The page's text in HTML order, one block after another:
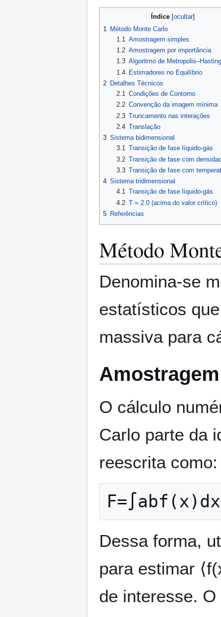
Índice
1
Método Monte Carlo
1.1 Amostragem simples
1.2 Amostragem por importância
1.3 Algoritmo de
1.4 Estimadores no Equilíbrio
2 Detalhes Técnicos
2.1
Condições de Contorno
2.2 Convenção da imagem mínima
2.3 Truncamento nas interações
2.4 Translação
3 Sistema bidimensional
3.1 Transição de fase líquido-gás
3.2 Transição de fase com
3.3 Transição de fase com
4 Sistema tridimensional
4.1 Transição de fase líquido-gás
4.2 T = 2.0 (acima do valor crítico)
5 Referências
Método
Denomina-se
estatísticos
massiva para
O cálculo
Carlo parte da
reescrita como:
F= a bf (x) dx
Dessa forma,
para estimar ⟨f(
de interesse.